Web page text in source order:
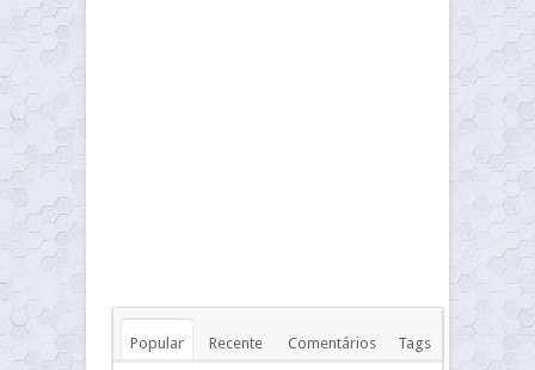
Popular Recente Comentários Tags